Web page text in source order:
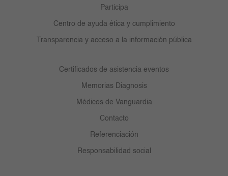
Participa
Centro de ayuda ética y cumplimiento
Transparencia y acceso a la información pública
Certificados de asistencia eventos
Memorias Diagnosis
Médicos de Vanguardia
Contacto
Referenciación
Responsabilidad social